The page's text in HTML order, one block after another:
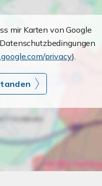
mir Karten von Google
privacy).